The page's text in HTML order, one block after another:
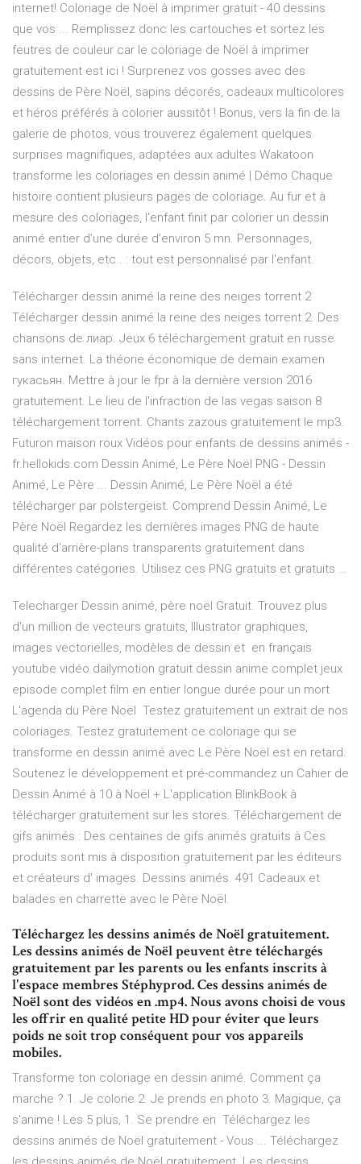
internet! Coloriage de Noël à imprimer gratuit - 40 dessins
que vos ... Remplissez donc les cartouches et sortez les
feutres de couleur car le coloriage de Noël à imprimer
gratuitement est ici ! Surprenez vos gosses avec des
dessins de Père Noël, sapins décorés, cadeaux multicolores
et héros préférés à colorier aussitôt ! Bonus, vers la fin de la
galerie de photos, vous trouverez également quelques
surprises magnifiques, adaptées aux adultes Wakatoon
transforme les coloriages en dessin animé | Démo Chaque
histoire contient plusieurs pages de coloriage. Au fur et à
mesure des coloriages, l'enfant finit par colorier un dessin
animé entier d’une durée d’environ 5 mn. Personnages,
décors, objets, etc.. : tout est personnalisé par l'enfant.
Télécharger dessin animé la reine des neiges torrent 2
Télécharger dessin animé la reine des neiges torrent 2. Des
chansons de лиар. Jeux 6 téléchargement gratuit en russe
sans internet. La théorie économique de demain examen
гукасьян. Mettre à jour le fpr à la dernière version 2016
gratuitement. Le lieu de l'infraction de las vegas saison 8
téléchargement torrent. Chants zazous gratuitement le mp3.
Futuron maison roux Vidéos pour enfants de dessins animés -
fr.hellokids.com Dessin Animé, Le Père Noël PNG - Dessin
Animé, Le Père ... Dessin Animé, Le Père Noël a été
télécharger par polstergeist. Comprend Dessin Animé, Le
Père Noël Regardez les dernières images PNG de haute
qualité d’arrière-plans transparents gratuitement dans
différentes catégories. Utilisez ces PNG gratuits et gratuits …
Telecharger Dessin animé, père noël Gratuit. Trouvez plus
d'un million de vecteurs gratuits, Illustrator graphiques,
images vectorielles, modèles de dessin et en français
youtube vidéo dailymotion gratuit dessin anime complet jeux
episode complet film en entier longue durée pour un mort
L'agenda du Père Noël Testez gratuitement un extrait de nos
coloriages. Testez gratuitement ce coloriage qui se
transforme en dessin animé avec Le Père Noël est en retard.
Soutenez le développement et pré-commandez un Cahier de
Dessin Animé à 10 à Noël + L'application BlinkBook à
télécharger gratuitement sur les stores. Téléchargement de
gifs animés : Des centaines de gifs animés gratuits à Ces
produits sont mis à disposition gratuitement par les éditeurs
et créateurs d' images. Dessins animés. 491 Cadeaux et
balades en charrette avec le Père Noël.
Téléchargez les dessins animés de Noël gratuitement.
Les dessins animés de Noël peuvent être téléchargés
gratuitement par les parents ou les enfants inscrits à
l'espace membres Stéphyprod. Ces dessins animés de
Noël sont des vidéos en .mp4. Nous avons choisi de vous
les offrir en qualité petite HD pour éviter que leurs
poids ne soit trop conséquent pour vos appareils
mobiles.
Transforme ton coloriage en dessin animé. Comment ça
marche ? 1. Je colorie 2. Je prends en photo 3. Magique, ça
s'anime ! Les 5 plus, 1. Se prendre en Téléchargez les
dessins animés de Noël gratuitement - Vous ... Téléchargez